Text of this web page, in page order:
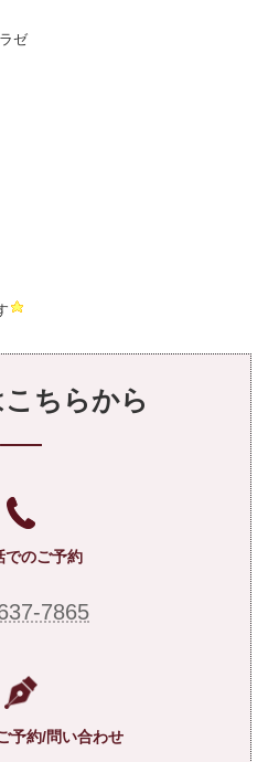
ゼ
ちらから
でのご予約
7865
予約/問い合わせ